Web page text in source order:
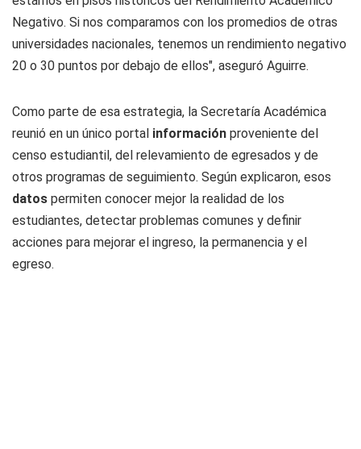
Negativo. Si nos comparamos con los promedios de otras
universidades nacionales, tenemos un rendimiento negativo
20 o 30 puntos por debajo de ellos", aseguró Aguirre.
Como parte de esa estrategia, la Secretaría Académica
reunió en un único portal información proveniente del
censo estudiantil, del relevamiento de egresados y de
otros programas de seguimiento. Según explicaron, esos
datos permiten conocer mejor la realidad de los
estudiantes, detectar problemas comunes y definir
acciones para mejorar el ingreso, la permanencia y el
egreso.